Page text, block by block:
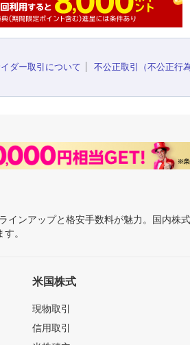
ダー取引について
不公正取引（不公正行
ンアップと格安手数料が魅力。国内株
。
米国株式
現物取引
信用取引